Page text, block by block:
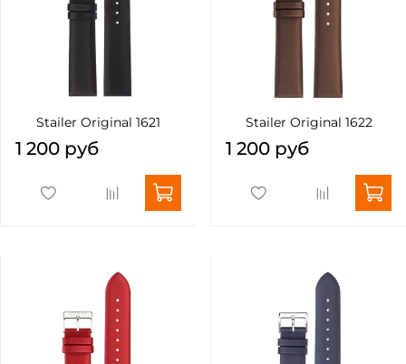
Stailer Original 1621
1 200 руб
Stailer Original 1622
1 200 руб